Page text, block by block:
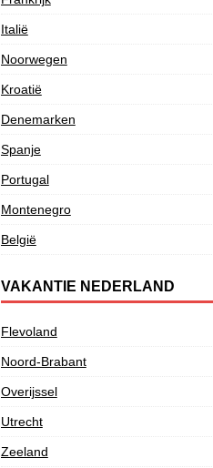
Italië
Noorwegen
Kroatië
Denemarken
Spanje
Portugal
Montenegro
België
VAKANTIE NEDERLAND
Flevoland
Noord-Brabant
Overijssel
Utrecht
Zeeland